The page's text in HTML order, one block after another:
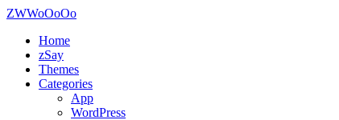
ZWWoOoOo
Home
zSay
Themes
Categories
App
WordPress